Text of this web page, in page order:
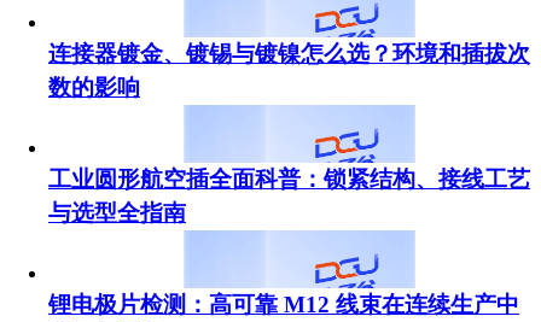
连接器镀金、镀锡与镀镍怎么选？环境和插拔次
数的影响
工业圆形航空插全面科普：锁紧结构、接线工艺
与选型全指南
锂电极片检测：高可靠 M12 线束在连续生产中